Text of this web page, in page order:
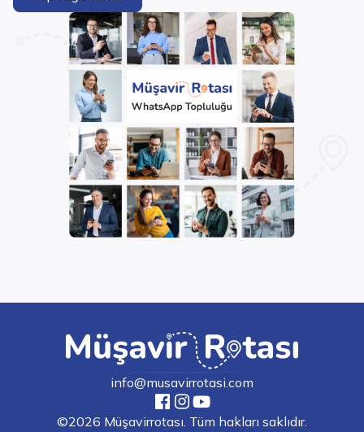
info@musavirrotasi.com
©2026 Müşavirrotası. Tüm hakları saklıdır.